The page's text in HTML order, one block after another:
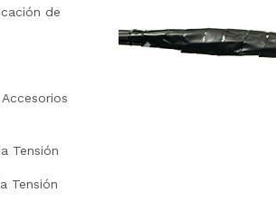
de
Tensión
Tensión
Previous